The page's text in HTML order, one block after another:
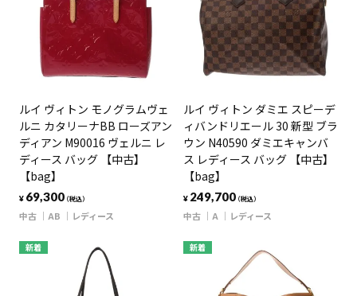
ルイ ヴィトン モノグラムヴェ
ルニ カタリーナBB ローズアン
ディアン M90016 ヴェルニ レ
ディース バッグ 【中古】
【bag】
¥ 69,300（税込）
中古 AB レディース
ルイ ヴィトン ダミエ スピーデ
ィバンドリエール 30 新型 ブラ
ウン N40590 ダミエキャンバ
ス レディース バッグ 【中古】
【bag】
¥ 249,700（税込）
中古 A レディース
新着 新着